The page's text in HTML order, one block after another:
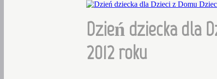
Dzień dziecka dla
2012 roku